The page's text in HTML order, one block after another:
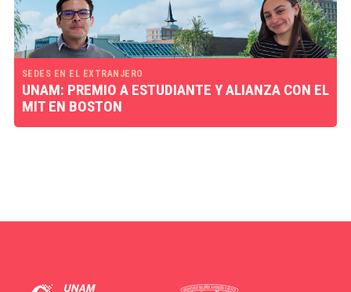
SEDES EN EL EXTRANJERO
UNAM: PREMIO A ESTUDIANTE Y ALIANZA CON EL
MIT EN BOSTON